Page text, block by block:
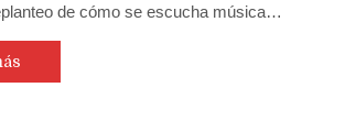
de cómo se escucha música…